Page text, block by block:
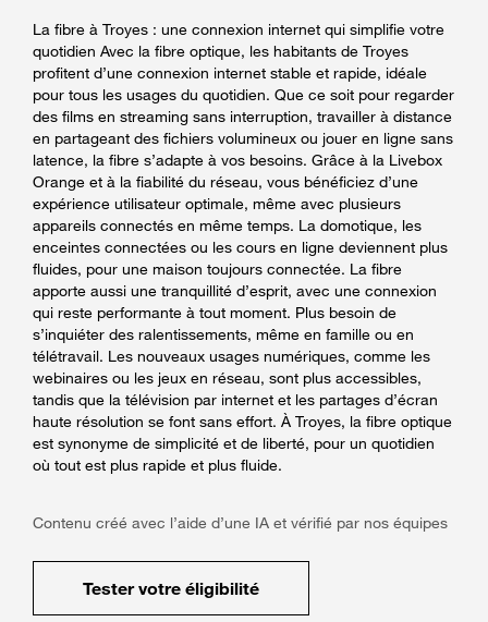
La fibre à Troyes : une connexion internet qui simplifie votre
quotidien Avec la fibre optique, les habitants de Troyes
profitent d’une connexion internet stable et rapide, idéale
pour tous les usages du quotidien. Que ce soit pour regarder
des films en streaming sans interruption, travailler à distance
en partageant des fichiers volumineux ou jouer en ligne sans
latence, la fibre s’adapte à vos besoins. Grâce à la Livebox
Orange et à la fiabilité du réseau, vous bénéficiez d’une
expérience utilisateur optimale, même avec plusieurs
appareils connectés en même temps. La domotique, les
enceintes connectées ou les cours en ligne deviennent plus
fluides, pour une maison toujours connectée. La fibre
apporte aussi une tranquillité d’esprit, avec une connexion
qui reste performante à tout moment. Plus besoin de
s’inquiéter des ralentissements, même en famille ou en
télétravail. Les nouveaux usages numériques, comme les
webinaires ou les jeux en réseau, sont plus accessibles,
tandis que la télévision par internet et les partages d’écran
haute résolution se font sans effort. À Troyes, la fibre optique
est synonyme de simplicité et de liberté, pour un quotidien
où tout est plus rapide et plus fluide.
Contenu créé avec l’aide d’une IA et vérifié par nos équipes
Tester votre éligibilité